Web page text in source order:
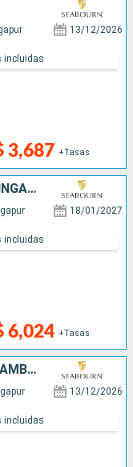
13/12/2026
3,687 +Tasas
incluidas
TAILANDIA, MALASIA, CAMBOYA, SINGAPUR
18/01/2027
6,024 +Tasas
incluidas
SINGAPUR, MALASIA, TAILANDIA, CAMBOYA, VIETNAM, CHINA
13/12/2026
incluidas